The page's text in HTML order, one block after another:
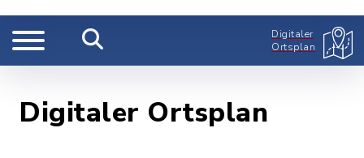
Digitaler
Ortsplan
Digitaler Ortsplan